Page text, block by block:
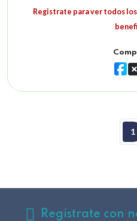
Registrate para ver todos
1
Registrate con